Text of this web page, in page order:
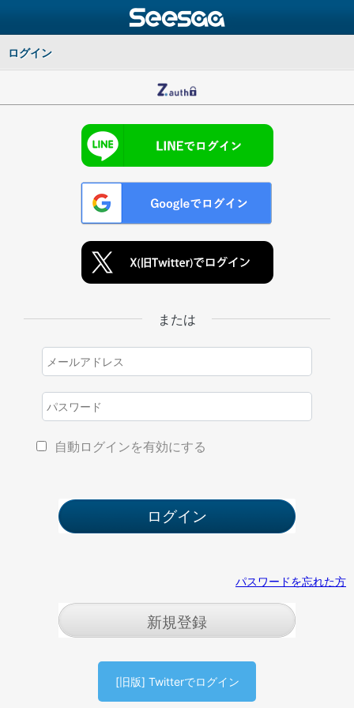
ログイン
または
自動ログインを有効にする
パスワードを忘れた方
新規登録
[旧版] Twitterでログイン